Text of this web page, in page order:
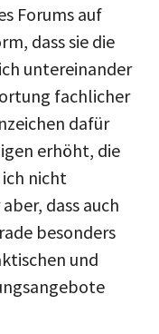
Forums auf
dass sie die
untereinander
fachlicher
dafür
erhöht, die
nicht
dass auch
besonders
und